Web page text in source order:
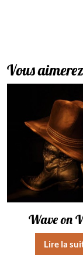
Vous
Wave on
Lire la